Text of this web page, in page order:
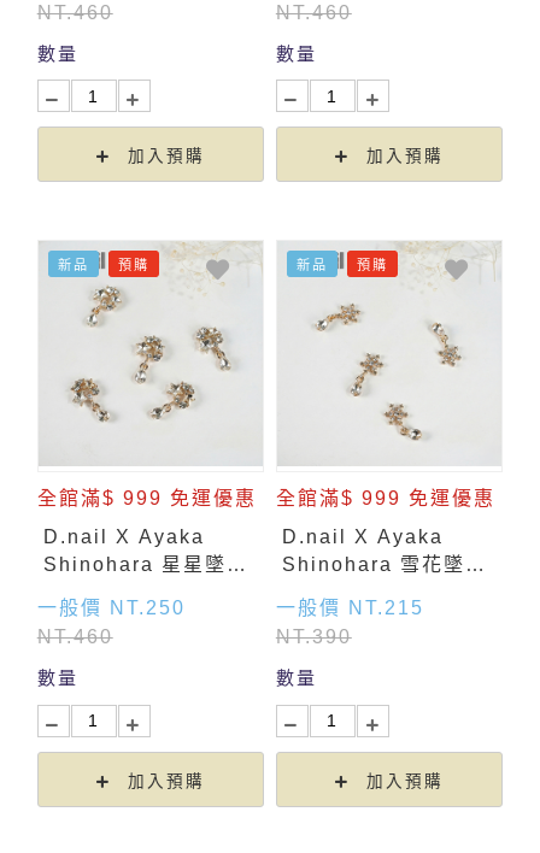
NT.460
數量
加入預購
NT.460
數量
加入預購
新品 預購
全館滿$ 999 免運優惠
D.nail X Ayaka
Shinohara 星星墜飾-
金色 (2入)
一般價 NT.250
NT.460
數量
加入預購
新品 預購
全館滿$ 999 免運優惠
D.nail X Ayaka
Shinohara 雪花墜飾-
金色 (2入)
一般價 NT.215
NT.390
數量
加入預購